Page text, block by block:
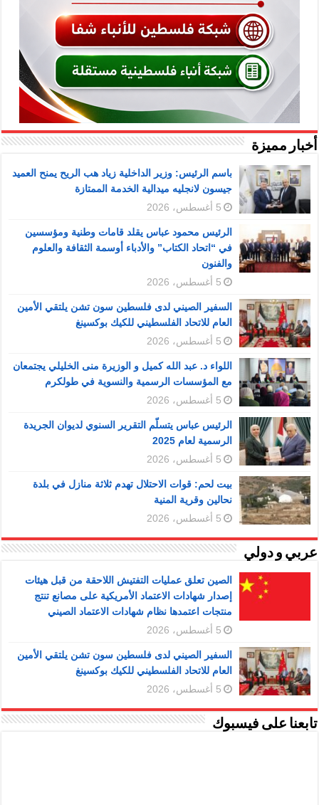
أخبار مميزة
باسم الرئيس: وزير الداخلية زياد هب الريح يمنح العميد
جيسون لانجليه ميدالية الخدمة الممتازة
5 أغسطس، 2026
الرئيس محمود عباس يقلد قامات وطنية ومؤسسين
في “اتحاد الكتاب” والأدباء أوسمة الثقافة والعلوم
والفنون
5 أغسطس، 2026
السفير الصيني لدى فلسطين سون تشن يلتقي الأمين
العام للاتحاد الفلسطيني للكيك بوكسينغ
5 أغسطس، 2026
اللواء د. عبد الله كميل و الوزيرة منى الخليلي يجتمعان
مع المؤسسات الرسمية والنسوية في طولكرم
5 أغسطس، 2026
الرئيس عباس يتسلّم التقرير السنوي لديوان الجريدة
الرسمية لعام 2025
5 أغسطس، 2026
بيت لحم: قوات الاحتلال تهدم ثلاثة منازل في بلدة
نحالين وقرية المنية
5 أغسطس، 2026
عربي و دولي
الصين تعلق عمليات التفتيش اللاحقة من قبل هيئات
إصدار شهادات الاعتماد الأمريكية على مصانع تنتج
منتجات اعتمدها نظام شهادات الاعتماد الصيني
5 أغسطس، 2026
السفير الصيني لدى فلسطين سون تشن يلتقي الأمين
العام للاتحاد الفلسطيني للكيك بوكسينغ
5 أغسطس، 2026
تابعنا على فيسبوك